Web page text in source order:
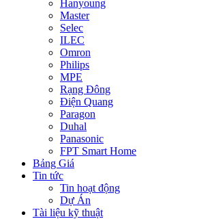
Hanyoung
Master
Selec
ILEC
Omron
Philips
MPE
Rạng Đông
Điện Quang
Paragon
Duhal
Panasonic
FPT Smart Home
Bảng Giá
Tin tức
Tin hoạt động
Dự Án
Tài liệu kỹ thuật